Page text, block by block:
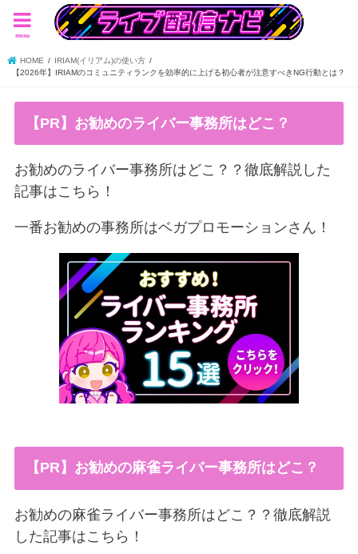
menu
HOME
IRIAM(イリアム)の使い方
【2026年】IRIAMのコミュニティランクを効率的に上げる初心者が注意すべきNG行動とは？
【PR】お勧めのライバー事務所はどこ？
お勧めのライバー事務所はどこ？？徹底解説した
記事はこちら！
一番お勧めの事務所はベガプロモーションさん！
【PR】お勧めの麻雀ライバー事務所はどこ？
お勧めの麻雀ライバー事務所はどこ？？徹底解説
した記事はこちら！